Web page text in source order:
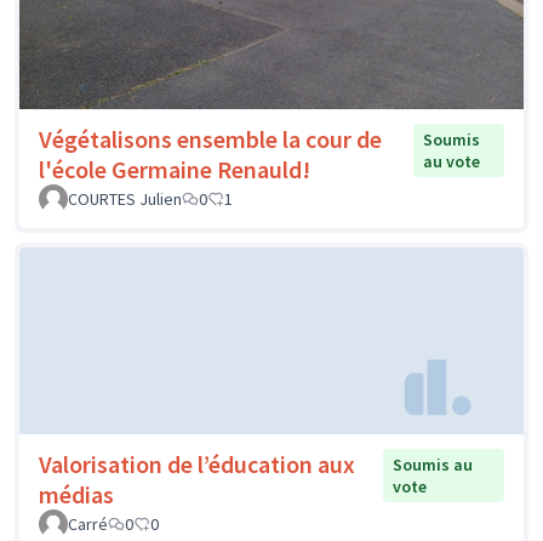
Végétalisons ensemble la cour de
l'école Germaine Renauld!
Soumis
au vote
COURTES Julien
0 1
Valorisation de l’éducation aux
médias
Soumis au
vote
Carré
0 0